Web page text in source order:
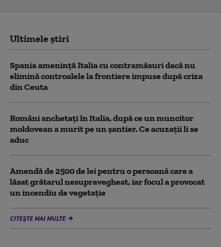
Ultimele știri
Spania ameninţă Italia cu contramăsuri dacă nu
elimină controalele la frontiere impuse după criza
din Ceuta
Români anchetați în Italia, după ce un muncitor
moldovean a murit pe un șantier. Ce acuzații li se
aduc
Amendă de 2500 de lei pentru o persoană care a
lăsat grătarul nesupravegheat, iar focul a provocat
un incendiu de vegetaţie
CITEȘTE MAI MULTE